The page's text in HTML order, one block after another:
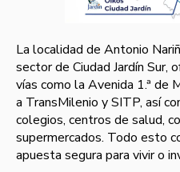
La localidad de Antonio
sector de Ciudad Jardín Sur,
vías como la Avenida 1.ª de
a TransMilenio y SITP, así
colegios, centros de salud,
supermercados. Todo esto
apuesta segura para vivir o